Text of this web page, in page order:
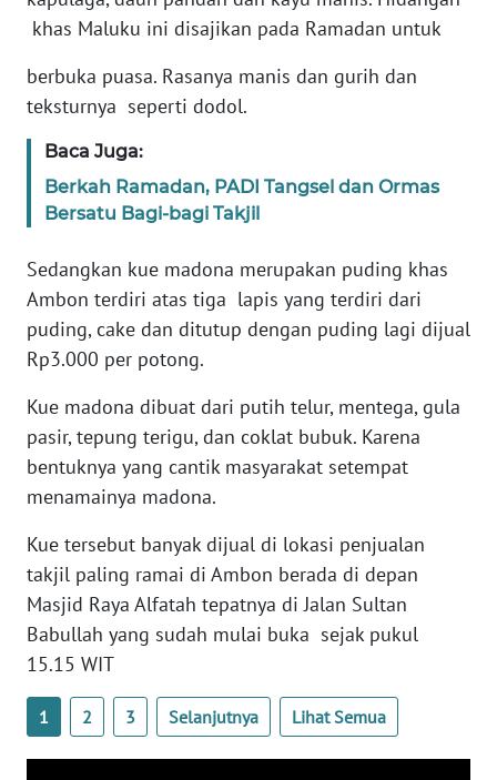
khas Maluku ini disajikan pada Ramadan untuk
berbuka puasa. Rasanya manis dan gurih dan
teksturnya seperti dodol.
Baca Juga:
Berkah Ramadan, PADI Tangsel dan Ormas
Bersatu Bagi-bagi Takjil
Sedangkan kue madona merupakan puding khas
Ambon terdiri atas tiga lapis yang terdiri dari
puding, cake dan ditutup dengan puding lagi dijual
Rp3.000 per potong.
Kue madona dibuat dari putih telur, mentega, gula
pasir, tepung terigu, dan coklat bubuk. Karena
bentuknya yang cantik masyarakat setempat
menamainya madona.
Kue tersebut banyak dijual di lokasi penjualan
takjil paling ramai di Ambon berada di depan
Masjid Raya Alfatah tepatnya di Jalan Sultan
Babullah yang sudah mulai buka sejak pukul
15.15 WIT
1 2 3 Selanjutnya Lihat Semua
JABAR
WN
BANTEN
WN
NTT
KEPRI
WN
PAPUA
WN
PAPUA
BARAT
WN
WN
SERAMBI
WN
JAMBI